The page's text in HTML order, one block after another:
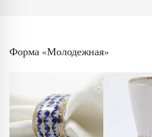
Форма «Молодежная»